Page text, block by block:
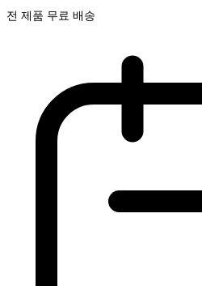
전 제품 무료 배송